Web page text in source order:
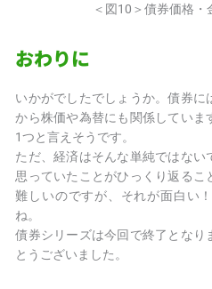
＜図10＞債券価格
おわりに
いかがでしたでしょうか。債券に
から株価や為替にも関係してい
1つと言えそうです。
ただ、経済はそんな単純ではない
思っていたことがひっくり返るこ
難しいのですが、それが面白い
ね。
債券シリーズは今回で終了とな
とうございました。